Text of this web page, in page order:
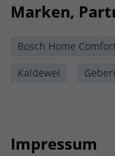
Marken,
Bosch Home
Kaldewei
Impressum